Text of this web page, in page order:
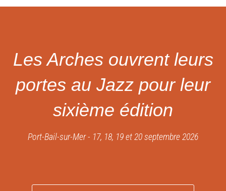
Les Arches ouvrent leurs
portes au Jazz pour leur
sixième édition
Port-Bail-sur-Mer - 17, 18, 19 et 20 septembre 2026